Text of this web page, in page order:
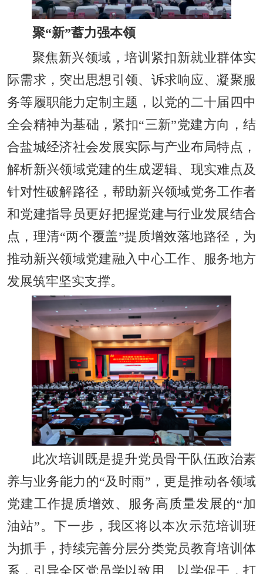
聚“新”蓄力强本领
聚焦新兴领域，培训紧扣新就业群体实
际需求，突出思想引领、诉求响应、凝聚服
务等履职能力定制主题，以党的二十届四中
全会精神为基础，紧扣“三新”党建方向，结
合盐城经济社会发展实际与产业布局特点，
解析新兴领域党建的生成逻辑、现实难点及
针对性破解路径，帮助新兴领域党务工作者
和党建指导员更好把握党建与行业发展结合
点，理清“两个覆盖”提质增效落地路径，为
推动新兴领域党建融入中心工作、服务地方
发展筑牢坚实支撑。
此次培训既是提升党员骨干队伍政治素
养与业务能力的“及时雨”，更是推动各领域
党建工作提质增效、服务高质量发展的“加
油站”。下一步，我区将以本次示范培训班
为抓手，持续完善分层分类党员教育培训体